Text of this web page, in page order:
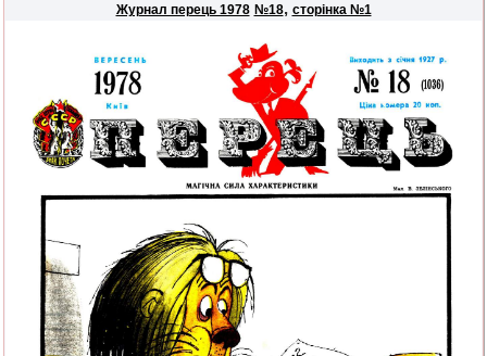
Журнал перець 1978 №18, сторінка №1